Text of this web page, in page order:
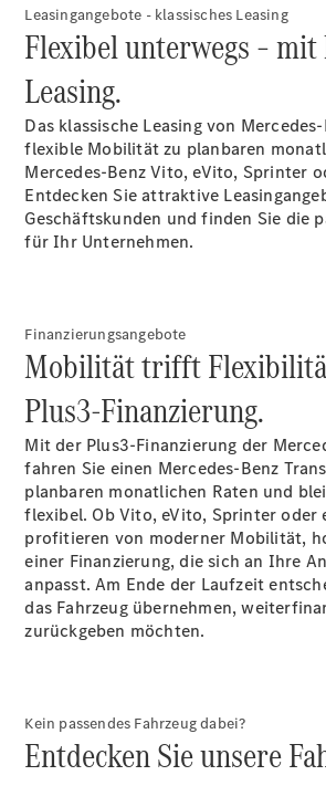
Kastenwagen
Sprinter
Tourer
Sprinter
Fahrgestell
Doppelkabine
Sprinter
Pritschenwagen
Vito
Alle Vito
Vito
Kastenwagen
Vito Mixto
Vito Tourer
Marco Polo
Alle Vans
Marco Polo
Horizon
Leasingangebote - klassisches Leasing
Flexibel unterwegs –
Leasing.
Das klassische Leasing von
flexible Mobilität zu planbaren
Mercedes-Benz Vito, eVito, Sprinter
Entdecken Sie attraktive
Geschäftskunden und finden Sie die
für Ihr Unternehmen.
Finanzierungsangebote
Mobilität trifft
Plus3-Finanzierung.
Mit der Plus3-Finanzierung der
fahren Sie einen Mercedes-Benz
planbaren monatlichen Raten und
flexibel. Ob Vito, eVito, Sprinter oder
profitieren von moderner Mobilität,
einer Finanzierung, die sich an Ihre
anpasst. Am Ende der Laufzeit
das Fahrzeug übernehmen,
zurückgeben möchten.
Kein passendes Fahrzeug dabei?
Entdecken Sie unsere